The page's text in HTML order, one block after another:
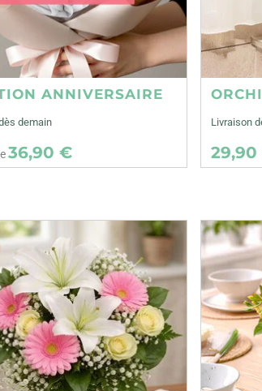
ANNIVERSAIRE
demain
36,90 €
Livraison